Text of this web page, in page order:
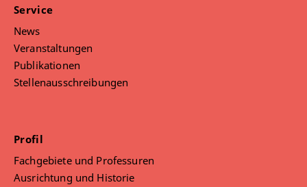
Service
News
Veranstaltungen
Publikationen
Stellenausschreibungen
Profil
Fachgebiete und Professuren
Ausrichtung und Historie